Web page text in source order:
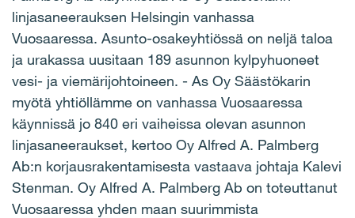
linjasaneerauksen Helsingin vanhassa
Vuosaaressa. Asunto-osakeyhtiössä on neljä taloa
ja urakassa uusitaan 189 asunnon kylpyhuoneet
vesi- ja viemärijohtoineen. - As Oy Säästökarin
myötä yhtiöllämme on vanhassa Vuosaaressa
käynnissä jo 840 eri vaiheissa olevan asunnon
linjasaneeraukset, kertoo Oy Alfred A. Palmberg
Ab:n korjausrakentamisesta vastaava johtaja Kalevi
Stenman. Oy Alfred A. Palmberg Ab on toteuttanut
Vuosaaressa yhden maan suurimmista